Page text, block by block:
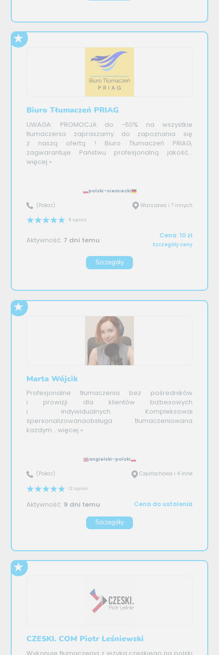
Biuro Tłumaczeń PRIAG
UWAGA: PROMOCJA do -50% na wszystkie
tłumaczenia zapraszamy do zapoznania się
z naszą ofertą ! Biuro Tłumaczeń PRIAG,
zagwarantuje Państwu profesjonalną jakość...
więcej »
polski–niemiecki
(Pokaż) Warszawa i 7 innych
8 opinii
Aktywność: 7 dni temu Cena: 10 zł
Szczegóły ceny
Szczegóły
Marta Wójcik
Profesjonalne tłumaczenia bez pośredników
i prowizji dla klientów bizbesowych
i indywidualnych. Kompleksowai
spersonalizowanaobsługa tłumaczeniowana
każdym... więcej »
angielski–polski
(Pokaż) Częstochowa i 4 inne
12 opinii
Aktywność: 9 dni temu Cena do ustalenia
Szczegóły
CZESKI. COM Piotr Leśniewski